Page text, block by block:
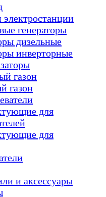
электростанции
генераторы
дизельные
инверторные
газон
газон
для
для
и аксессуары